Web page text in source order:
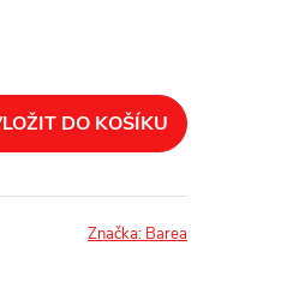
DO KOŠÍKU
Značka: Barea